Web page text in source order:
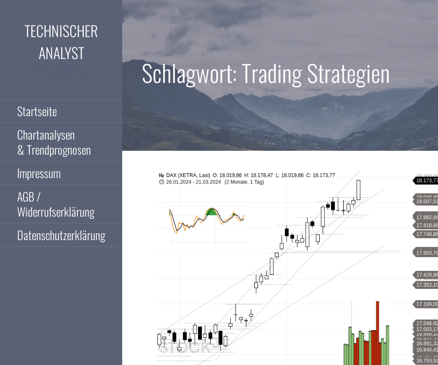
Inhalt
TECHNISCHER
ANALYST
Startseite
Chartanalysen
& Trendprognosen
Impressum
AGB /
Widerrufserklärung
Datenschutzerklärung
Schlagwort: Trading Strategien